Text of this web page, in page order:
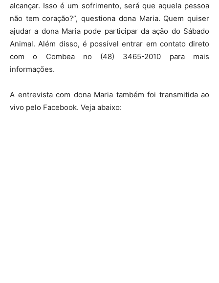
alcançar. Isso é um sofrimento, será que aquela pessoa
não tem coração?”, questiona dona Maria. Quem quiser
ajudar a dona Maria pode participar da ação do Sábado
Animal. Além disso, é possível entrar em contato direto
com o Combea no (48) 3465-2010 para mais
informações.
A entrevista com dona Maria também foi transmitida ao
vivo pelo Facebook. Veja abaixo: